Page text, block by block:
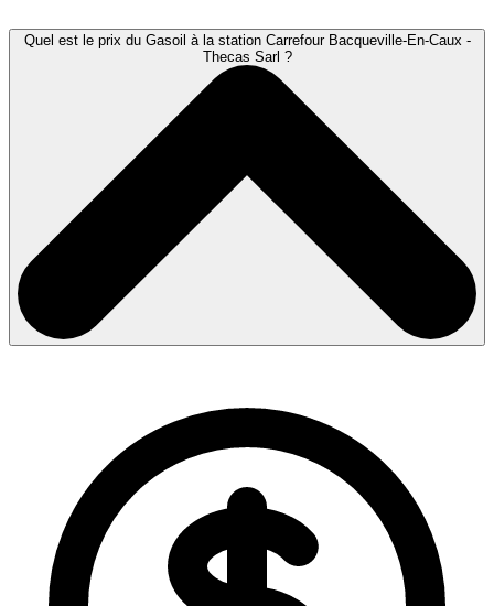
Quel est le prix du Gasoil à la station Carrefour Bacqueville-En-Caux -
Thecas Sarl ?